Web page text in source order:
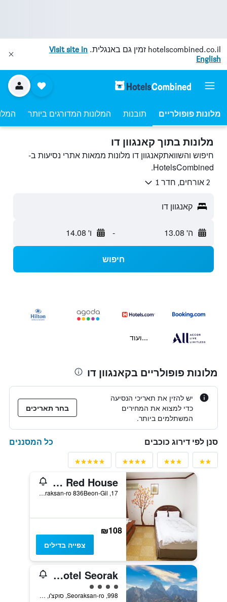
hotelscombined.co.il זמין גם באנגלית. Visit site in
English
מלונות פופולריים תובנות המלונות המדורגים ביותר
מלונות בתוך קאנגוון דו
חיפוש והשוואתקאנגוון דו מלונות ממאות אתרי נסיעות ב-
HotelsCombined.
2 אורחים, חדר 1
קאנגוון דו
ה' 13.08 - ו' 14.08
חיפוש
...ועוד
מלונות פופולריים בקאנגוון דו
יש להזין את תאריכי הנסיעה
כדי למצוא את המחירים
המשתלמים ביותר.
בחר תאריכים
סנן לפי דירוג כוכבים כל המסננים
The Red House
17, Seoraksan-ro 836Beon-Gil, סוקצ'ו, דרום קוריאה
₪108
צפייה בדילים
KensingtonHotel Seorak
4 דירוג מחלקת נוסעים
998, Seoraksan-ro, סוקצ'ו, דרום קוריאה